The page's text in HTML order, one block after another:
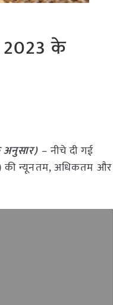
2023 के
– नीचे दी गई
की न्यूनतम, अधिकतम और